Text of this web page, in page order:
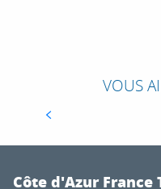
VOUS
de Saint-Paul
bouffée d’air
Côte d'Azur France